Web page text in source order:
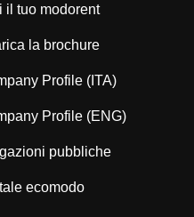
il tuo modorent
la brochure
Profile (ITA)
Profile (ENG)
pubbliche
ecomodo